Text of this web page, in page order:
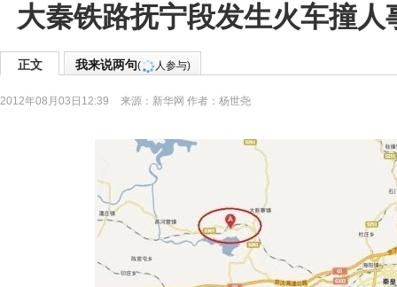
大秦铁路抚宁段发生火车撞人
正文 我来说两句( 人参与)
2012年08月03日12:39 来源： 新华网 作者：杨世尧